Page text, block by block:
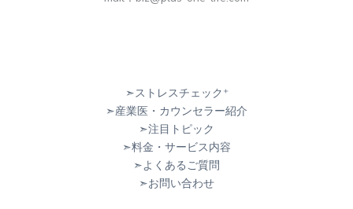
➣ストレスチェック⁺
➣産業医・カウンセラー紹介
➣注目トピック
➣料金・サービス内容
➣よくあるご質問
➣お問い合わせ